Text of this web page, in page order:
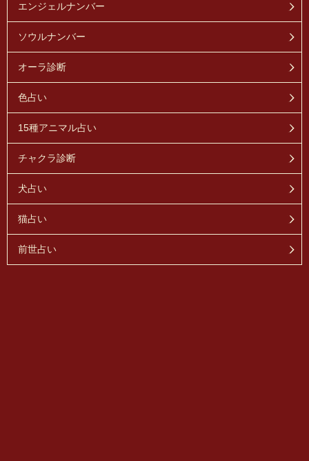
エンジェルナンバー
ソウルナンバー
オーラ診断
色占い
15種アニマル占い
チャクラ診断
犬占い
猫占い
前世占い